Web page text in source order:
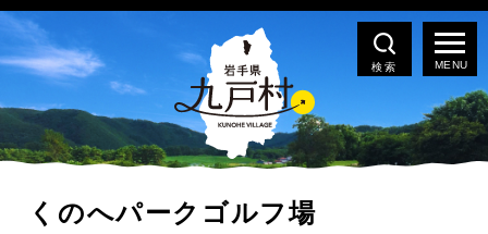
検索
くのへパークゴルフ場